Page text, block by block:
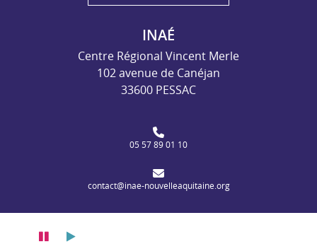
INAÉ
Centre Régional Vincent Merle
102 avenue de Canéjan
33600 PESSAC
05 57 89 01 10
contact@inae-nouvelleaquitaine.org
PauseLecture